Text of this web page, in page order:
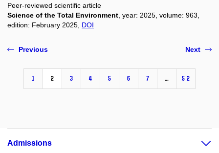
Peer-reviewed scientific article
Science of the Total Environment , year: 2025, volume: 963,
edition: February 2025, DOI
Previous
1 2 3 4 5 6 7 … 52
Next
Admissions